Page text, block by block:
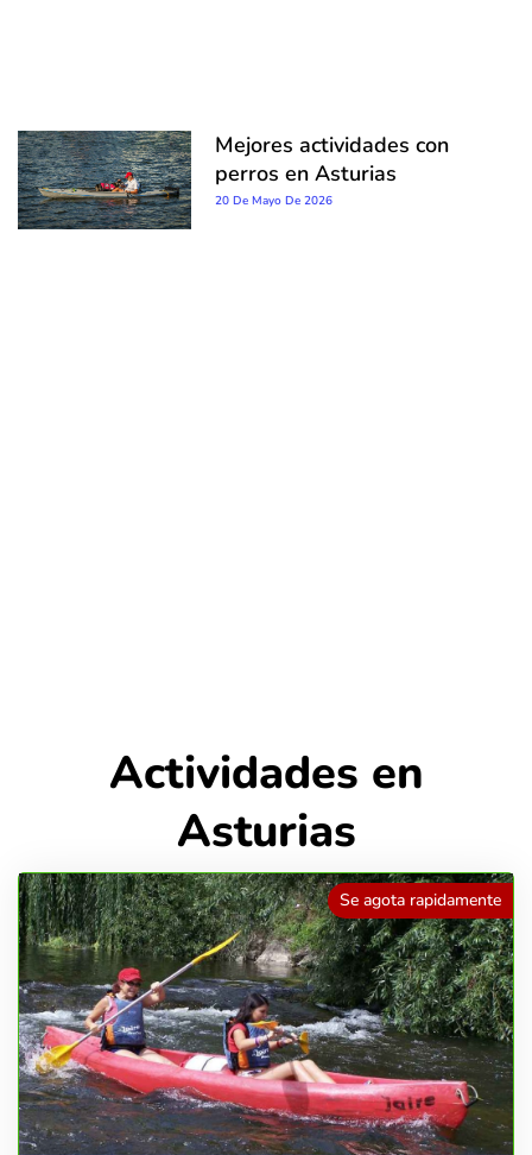
Mejores actividades con
perros en Asturias
20 De Mayo De 2026
Actividades en
Asturias
Se agota rapidamente